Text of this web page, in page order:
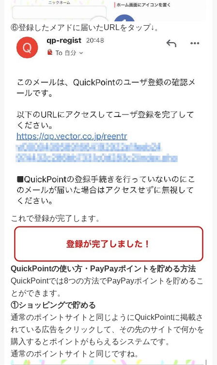
⑥登録したメアドに届いたURLをタップ↓。
これで登録が完了します。
QuickPointの使い方・PayPayポイントを貯める方法
QuickPointでは8つの方法でPayPayポイントを貯めるこ
とができます。
①ショッピングで貯める
通常のポイントサイトと同じようにQuickPointに掲載さ
れている広告をクリックして、その先のサイトで何かを
購入するとポイントがもらえるシステムです。
通常のポイントサイトと同じですね。